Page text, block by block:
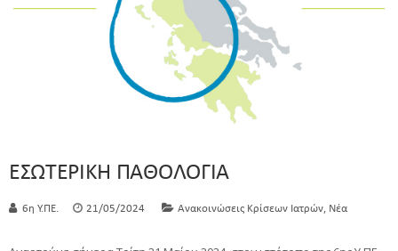
ΕΣΩΤΕΡΙΚΗ ΠΑΘΟΛΟΓΙΑ
6η Υ.ΠΕ. 21/05/2024 Ανακοινώσεις Κρίσεων Ιατρών, Νέα